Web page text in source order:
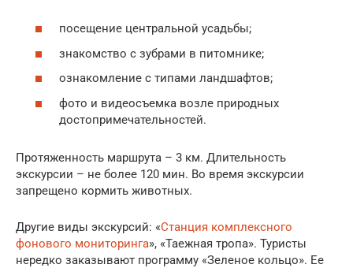
посещение центральной усадьбы;
знакомство с зубрами в питомнике;
ознакомление с типами ландшафтов;
фото и видеосъемка возле природных
достопримечательностей.
Протяженность маршрута – 3 км. Длительность
экскурсии – не более 120 мин. Во время экскурсии
запрещено кормить животных.
Другие виды экскурсий: «Станция комплексного
фонового мониторинга», «Таежная тропа». Туристы
нередко заказывают программу «Зеленое кольцо». Ее